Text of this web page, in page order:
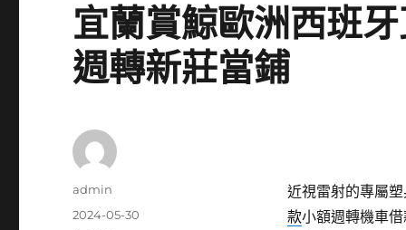
宜蘭賞鯨歐洲西班
週轉新莊當鋪
近視雷射的專屬
款小額週轉機車
作
admin
發
2024-05-30